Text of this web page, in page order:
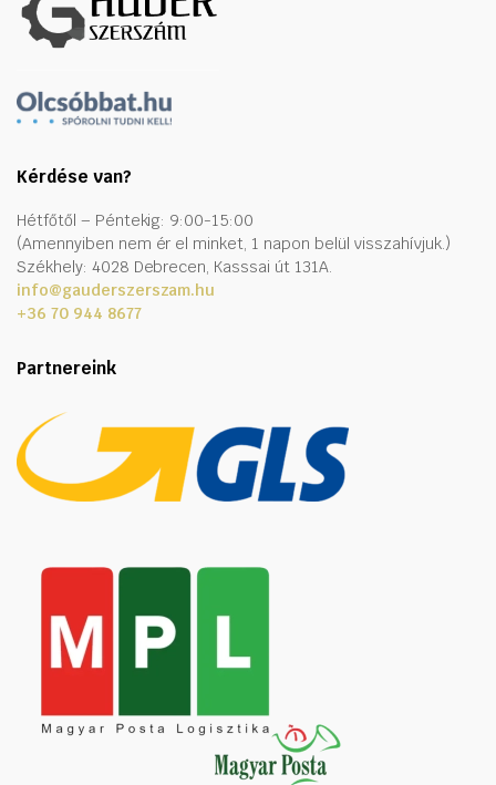
Kérdése van?
Hétfőtől – Péntekig: 9:00-15:00
(Amennyiben nem ér el minket, 1 napon belül visszahívjuk.)
Székhely: 4028 Debrecen, Kasssai út 131A.
info@gauderszerszam.hu
+36 70 944 8677
Partnereink